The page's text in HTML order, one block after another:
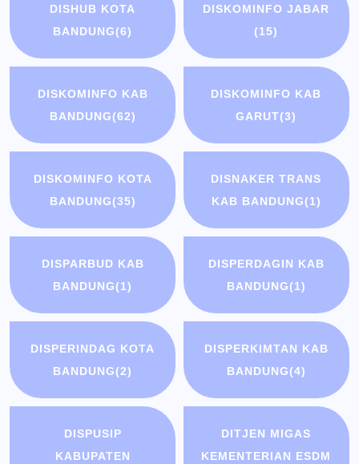
DISHUB KOTA
BANDUNG(6)
DISKOMINFO JABAR
(15)
DISKOMINFO KAB
BANDUNG(62)
DISKOMINFO KAB
GARUT(3)
DISKOMINFO KOTA
BANDUNG(35)
DISNAKER TRANS
KAB BANDUNG(1)
DISPARBUD KAB
BANDUNG(1)
DISPERDAGIN KAB
BANDUNG(1)
DISPERINDAG KOTA
BANDUNG(2)
DISPERKIMTAN KAB
BANDUNG(4)
DISPUSIP
KABUPATEN
DITJEN MIGAS
KEMENTERIAN ESDM